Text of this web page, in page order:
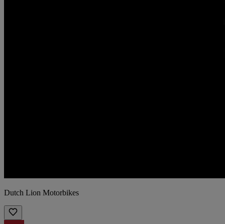
Dutch Lion Motorbikes